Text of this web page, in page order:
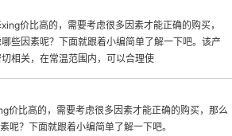
价比高的，需要考虑很多因素才能正确的购买，
些因素呢？下面就跟着小编简单了解一下吧。该产
相关，在常温范围内，可以合理使
价比高的，需要考虑很多因素才能正确的购买，那么
呢？下面就跟着小编简单了解一下吧。